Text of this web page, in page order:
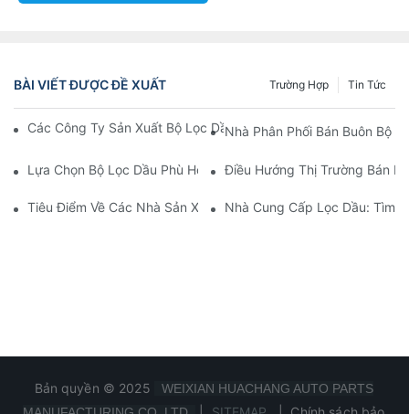
BÀI VIẾT ĐƯỢC ĐỀ XUẤT Tin Tức
Trường Hợp
Các Công Ty Sản Xuất Bộ Lọc Dầu Hàng Đầu: Tổng Quan Toàn
Nhà Phân Phối Bán Buôn Bộ
Lựa Chọn Bộ Lọc Dầu Phù Hợp Cho Mẫu Xe Của Bạn: Những
Điều Hướng Thị Trường Bán
Tiêu Điểm Về Các Nhà Sản Xuất Bộ Lọc Dầu Hàng Đầu Và
Nhà Cung Cấp Lọc Dầu: Tìm
Bản quyền © 2025
WEIXIAN HUACHANG AUTO PARTS